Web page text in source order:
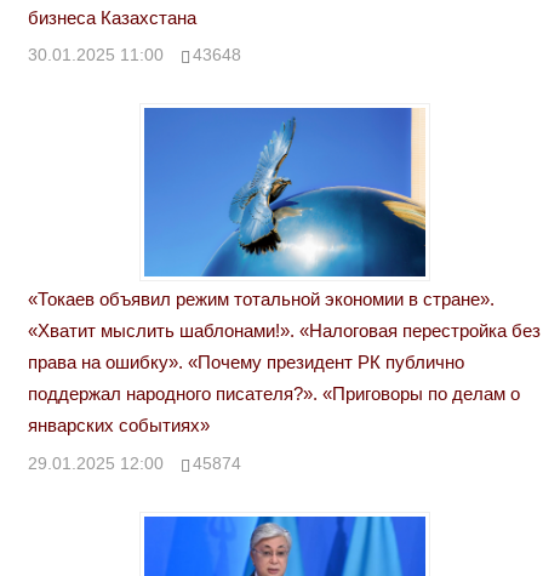
бизнеса Казахстана
30.01.2025 11:00 43648
«Токаев объявил режим тотальной экономии в стране».
«Хватит мыслить шаблонами!». «Налоговая перестройка без
права на ошибку». «Почему президент РК публично
поддержал народного писателя?». «Приговоры по делам о
январских событиях»
29.01.2025 12:00 45874